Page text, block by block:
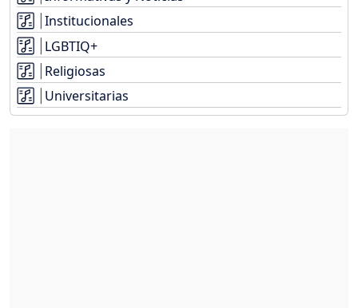
Institucionales
LGBTIQ+
Religiosas
Universitarias